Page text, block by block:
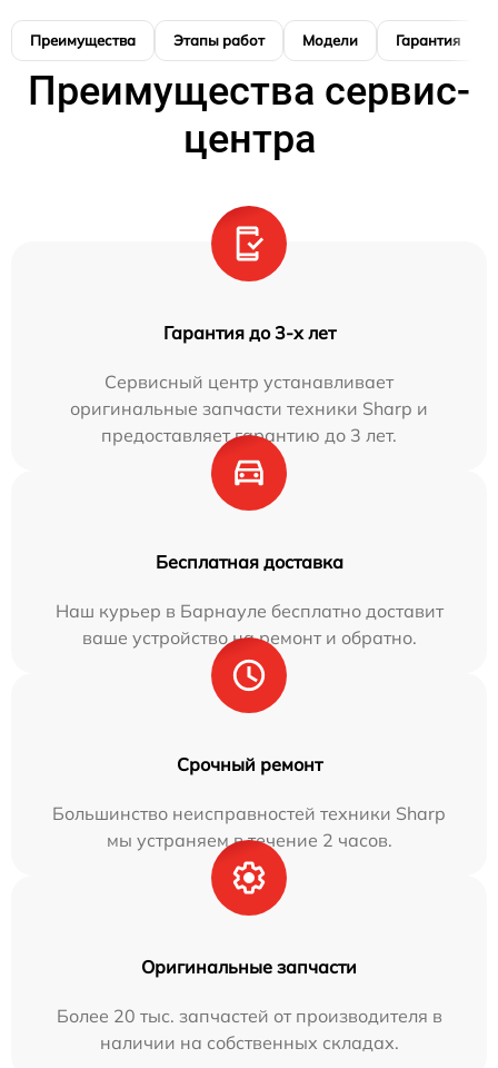
Преимущества Этапы работ Модели Гарантия
Преимущества сервис-
центра
Гарантия до 3-х лет
Сервисный центр устанавливает
оригинальные запчасти техники Sharp и
предоставляет гарантию до 3 лет.
Бесплатная доставка
Наш курьер в Барнауле бесплатно доставит
ваше устройство на ремонт и обратно.
Срочный ремонт
Большинство неисправностей техники Sharp
мы устраняем в течение 2 часов.
Оригинальные запчасти
Более 20 тыс. запчастей от производителя в
наличии на собственных складах.